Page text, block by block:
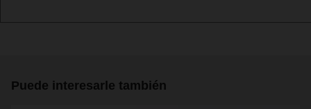
Puede interesarle también